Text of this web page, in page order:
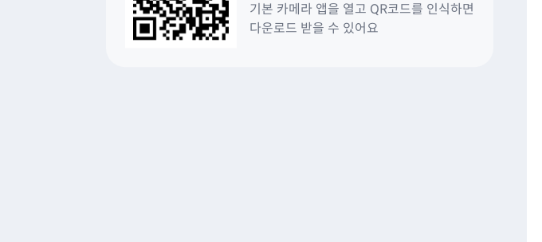
기본 카메라 앱을 열고 QR코드를 인식하면
다운로드 받을 수 있어요